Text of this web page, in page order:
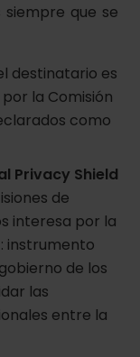
que se
destinatario es
la Comisión
como
Privacy Shield
de
interesa por la
instrumento
de los
las
entre la